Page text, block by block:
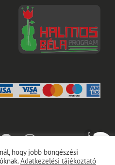
facebookinstagram
hogy jobb böngészési
Adatkezelési tájékoztató
0